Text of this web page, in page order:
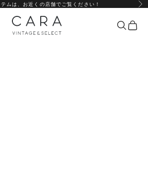
ムは、 お近くの店舗でご覧ください！ 次
CARA vintage&select 検索カー